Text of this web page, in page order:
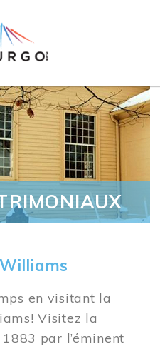
en visitant la
Visitez la
par l’éminent